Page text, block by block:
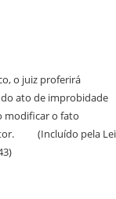
o juiz proferirá
ato de improbidade
modificar o fato
(Incluído pela Lei